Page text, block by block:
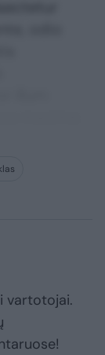
vartotojai.